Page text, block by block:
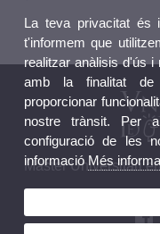
Màster Universitari
La teva privacitat és
t'informem que
realitzar anàlisis d'ús i
amb la finalitat de
proporcionar
nostre trànsit. Per
configuració de les
informacióMés